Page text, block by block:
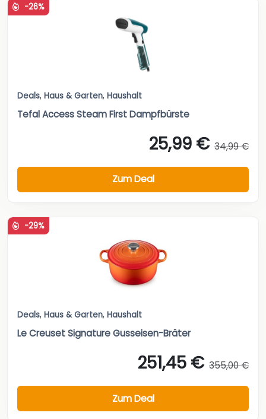
-26%
Deals, Haus & Garten, Haushalt
Tefal Access Steam First Dampfbürste
25,99 € 34,99 €
Zum Deal
-29%
Deals, Haus & Garten, Haushalt
Le Creuset Signature Gusseisen-Bräter
251,45 € 355,00 €
Zum Deal